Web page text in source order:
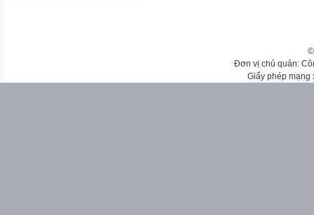
Đơn vị chủ quản:
Giấy phép mạng